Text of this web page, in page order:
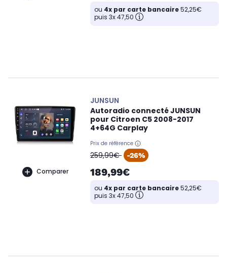
ou 4x par carte bancaire52,25€
puis 3x 47,50
Comparer
JUNSUN
Autoradio connecté JUNSUN
pour Citroen C5 2008-2017
4+64G Carplay
Prix de référence
oldPrice
259,99€ -26%
189,99€
ou 4x par carte bancaire52,25€
puis 3x 47,50